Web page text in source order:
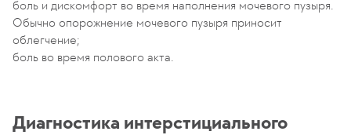
боль и дискомфорт во время наполнения мочевого пузыря.
Обычно опорожнение мочевого пузыря приносит
облегчение;
боль во время полового акта.
Диагностика интерстициального